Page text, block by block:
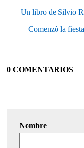
Un libro de Silvio
Comenzó la
0 COMENTARIOS
Nombre